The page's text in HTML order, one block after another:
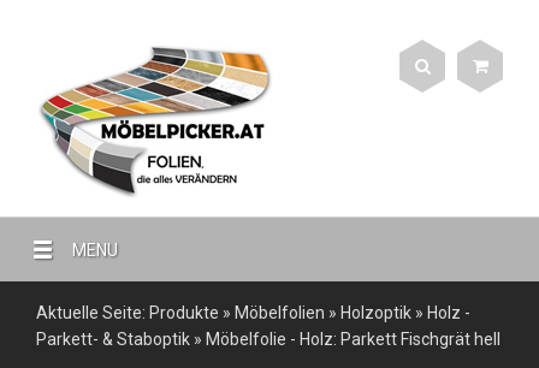
MENU
Aktuelle Seite: Produkte » Möbelfolien » Holzoptik » Holz -
Parkett- & Staboptik » Möbelfolie - Holz: Parkett Fischgrät hell